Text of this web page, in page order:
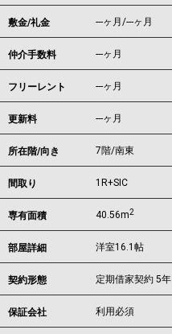
敷金/礼金 ---ヶ月/---ヶ月
仲介手数料 ---ヶ月
フリーレント ---ヶ月
更新料 ---ヶ月
所在階/向き 7階/南東
間取り 1R+SIC
専有面積 40.56m2
部屋詳細 洋室16.1帖
契約形態 定期借家契約 5年
保証会社 利用必須